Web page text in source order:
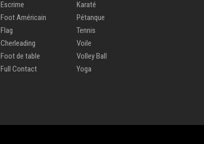
Escrime
Foot Américain
Flag
Cherleading
Foot de table
Full Contact
Karaté
Pétanque
Tennis
Voile
Volley Ball
Yoga